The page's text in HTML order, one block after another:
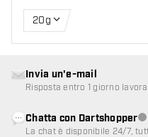
20g
Invia un'e-mail
Risposta entro 1 giorno
Chatta con Dartshopper
La chat è disponibile 24/7,